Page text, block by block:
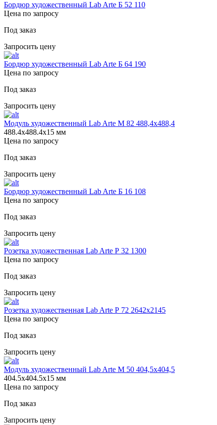
Бордюр художественный Lab Arte Б 52 110
Цена по запросу
Под заказ
Запросить цену
Бордюр художественный Lab Arte Б 64 190
Цена по запросу
Под заказ
Запросить цену
Модуль художественный Lab Arte М 82 488,4х488,4
488.4х488.4х15 мм
Цена по запросу
Под заказ
Запросить цену
Бордюр художественный Lab Arte Б 16 108
Цена по запросу
Под заказ
Запросить цену
Розетка художественная Lab Arte Р 32 1300
Цена по запросу
Под заказ
Запросить цену
Розетка художественная Lab Arte Р 72 2642х2145
Цена по запросу
Под заказ
Запросить цену
Модуль художественный Lab Arte М 50 404,5х404,5
404.5х404.5х15 мм
Цена по запросу
Под заказ
Запросить цену